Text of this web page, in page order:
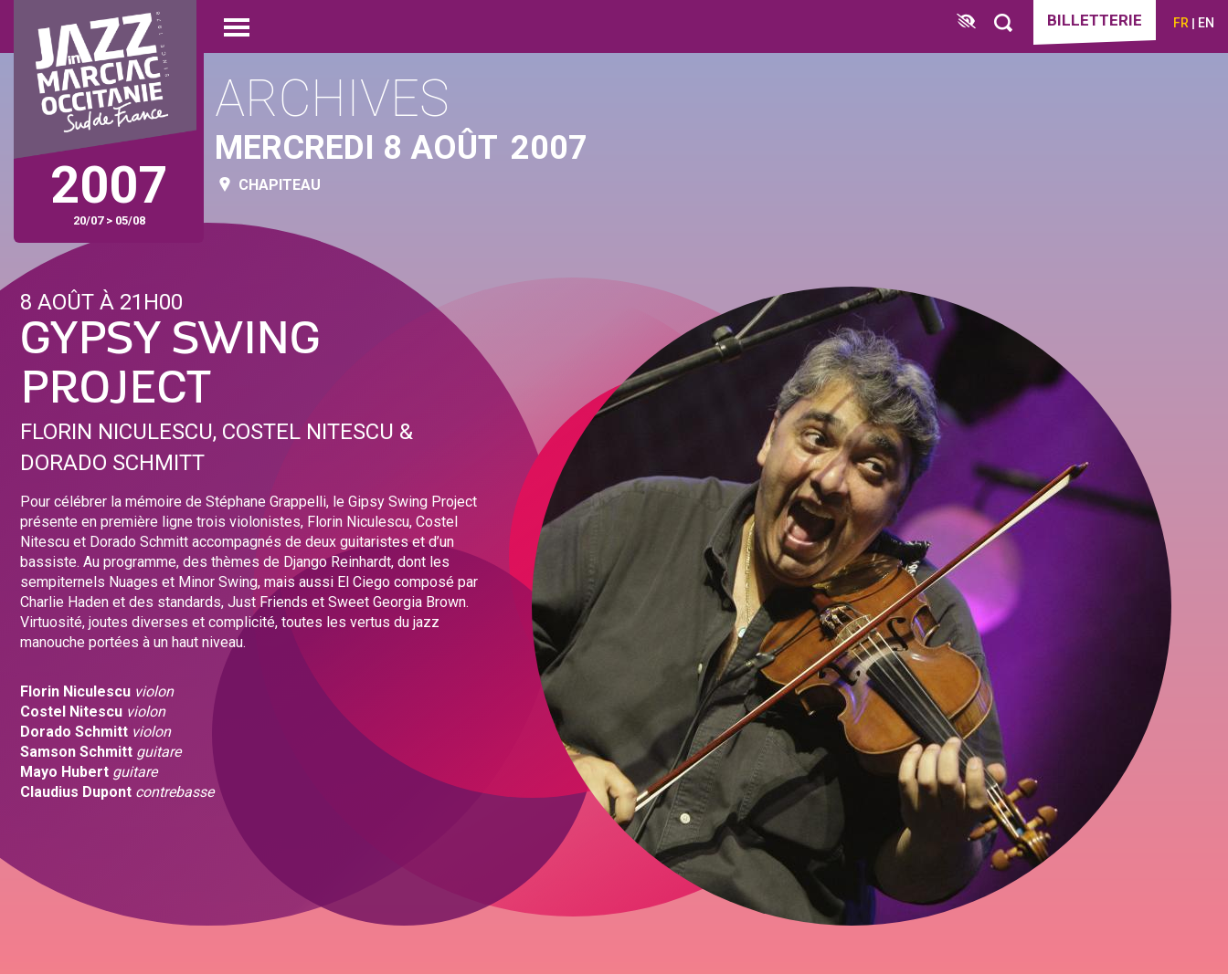
contenu
principal
Open
menu
BILLETTERIE FR EN
2007
20/07 > 05/08
ARCHIVES
MERCREDI 8 AOÛT 2007
CHAPITEAU
8 AOÛT À 21H00
GYPSY SWING
PROJECT
FLORIN NICULESCU, COSTEL NITESCU &
DORADO SCHMITT
Pour célébrer la mémoire de Stéphane Grappelli, le Gipsy Swing Project
présente en première ligne trois violonistes, Florin Niculescu, Costel
Nitescu et Dorado Schmitt accompagnés de deux guitaristes et d’un
bassiste. Au programme, des thèmes de Django Reinhardt, dont les
sempiternels Nuages et Minor Swing, mais aussi El Ciego composé par
Charlie Haden et des standards, Just Friends et Sweet Georgia Brown.
Virtuosité, joutes diverses et complicité, toutes les vertus du jazz
manouche portées à un haut niveau.
Florin Niculescu violon
Costel Nitescu violon
Dorado Schmitt violon
Samson Schmitt guitare
Mayo Hubert guitare
Claudius Dupont contrebasse
Panneau de gestion des cookies